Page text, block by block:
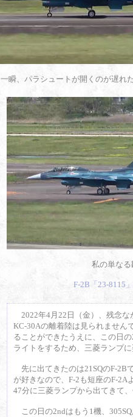
一瞬、パラシュートが開くのが遅れ
私の単な
F-2B「23-8115
2022年4月22日（金）、残念な
KC-30Aの離着陸は見られません
ることができたうえに、この日
ライトをするため、三菱ランプ
先に出てきたのは21SQのF-2B
が好きなので、F-2も短座のF-2A
47分に三菱ランプから出てきて
この日の2ndはもう1機、